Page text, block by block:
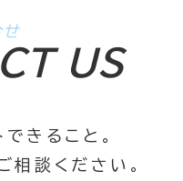
せ
US
きること。
相談ください。